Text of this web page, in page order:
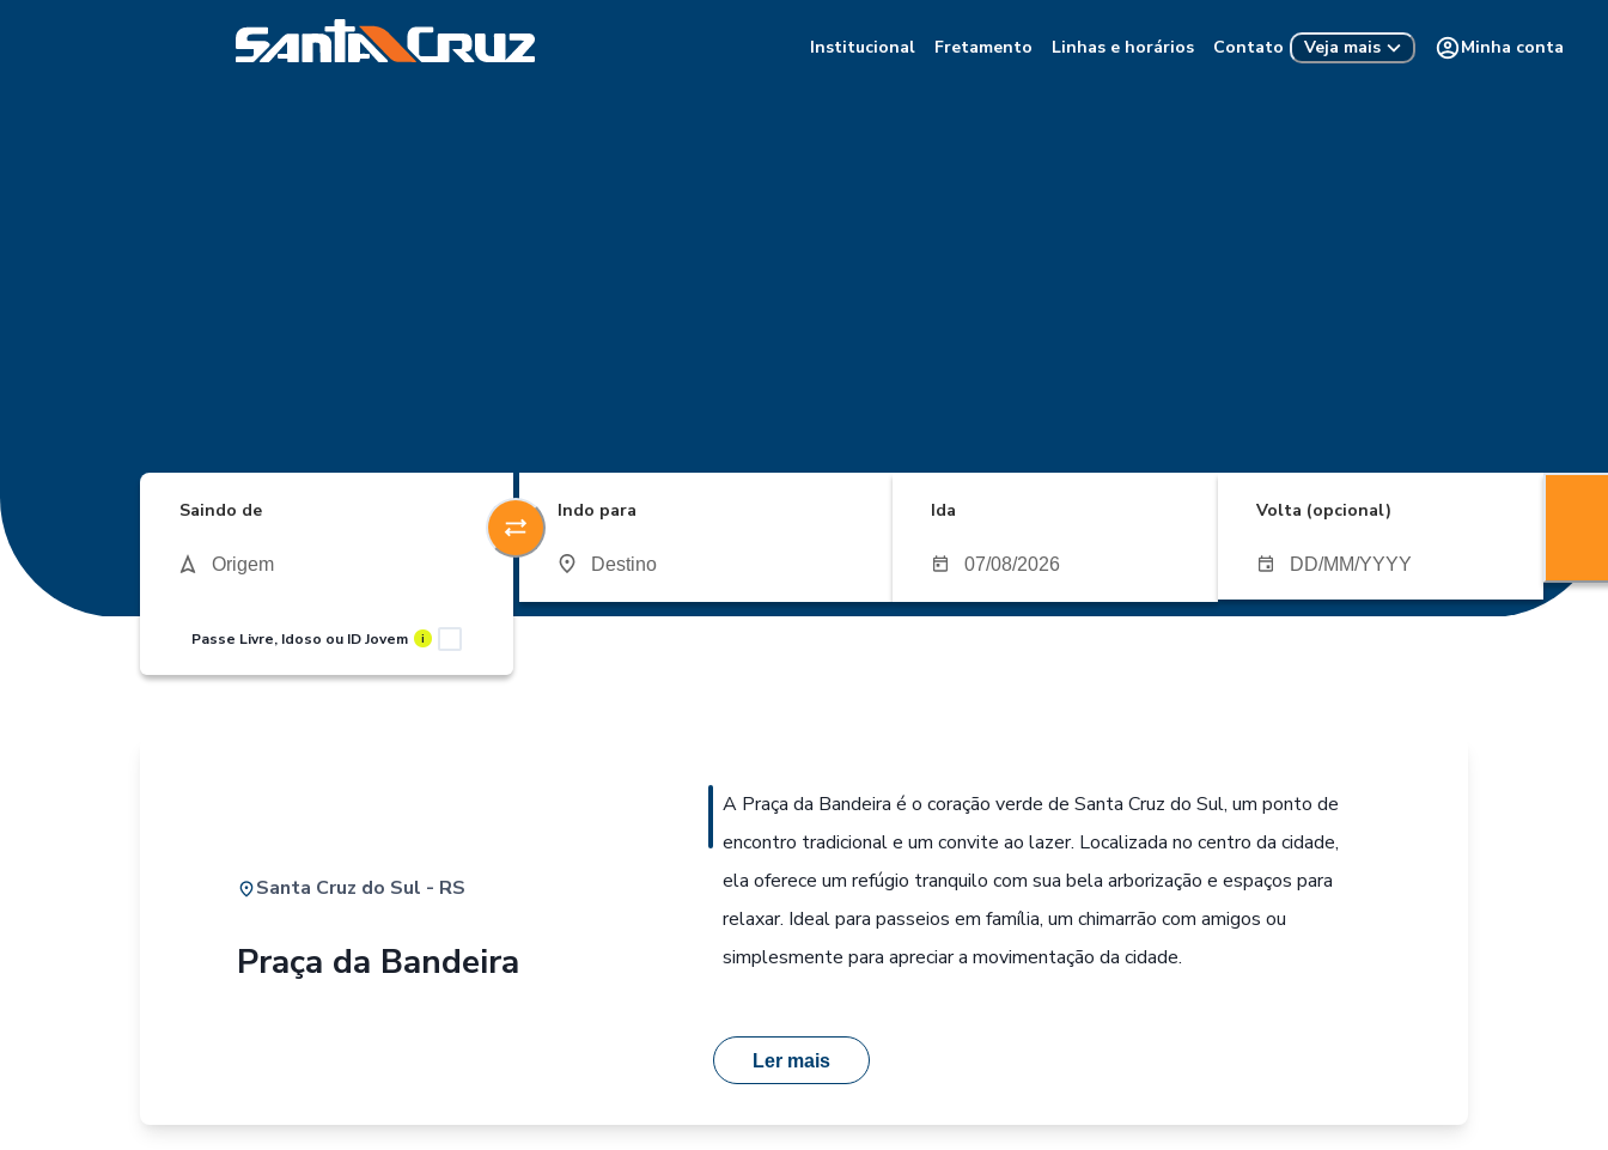
Institucional Fretamento Linhas e horários Contato Veja mais Minha conta
Saindo de
Passe Livre, Idoso ou ID Jovem i
Indo para Ida Volta (opcional)
Santa Cruz do Sul - RS
Praça da Bandeira
A Praça da Bandeira é o coração verde de Santa Cruz do Sul, um ponto de
encontro tradicional e um convite ao lazer. Localizada no centro da cidade,
ela oferece um refúgio tranquilo com sua bela arborização e espaços para
relaxar. Ideal para passeios em família, um chimarrão com amigos ou
simplesmente para apreciar a movimentação da cidade.
Ler mais